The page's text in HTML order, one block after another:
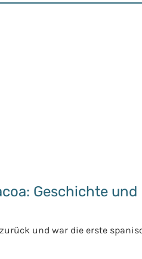
Geschichte und
und war die erste